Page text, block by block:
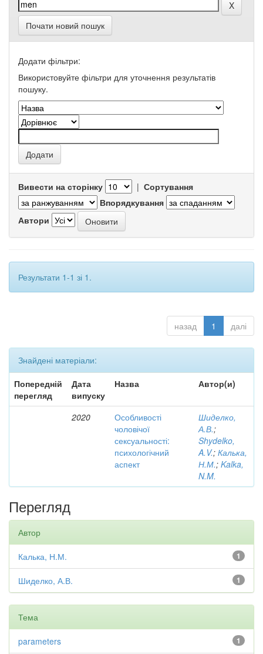
Почати новий пошук
Додати фільтри:
Використовуйте фільтри для уточнення результатів
пошуку.
Вивести на сторінку | Сортування
Впорядкування
Автори
Результати 1-1 зі 1.
назад 1 далі
Знайдені матеріали:
Попередній
перегляд
Дата
випуску
Назва Автор(и)
2020
Особливості
чоловічої
сексуальності:
психологічний
аспект
Шиделко,
А.В.;
Shydelko,
A.V.; Калька,
Н.М.; Kalka,
N.M.
Перегляд
Автор
1
Калька, Н.М.
1
Шиделко, А.В.
Тема
1
parameters